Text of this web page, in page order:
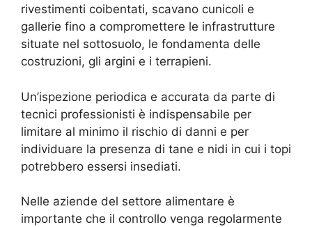
rivestimenti coibentati, scavano cunicoli e
gallerie fino a compromettere le infrastrutture
situate nel sottosuolo, le fondamenta delle
costruzioni, gli argini e i terrapieni.
Un’ispezione periodica e accurata da parte di
tecnici professionisti è indispensabile per
limitare al minimo il rischio di danni e per
individuare la presenza di tane e nidi in cui i topi
potrebbero essersi insediati.
Nelle aziende del settore alimentare è
importante che il controllo venga regolarmente